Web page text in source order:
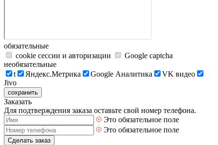
обязательные
cookie сессии и авторизации
Google captcha
необязательные
t
Яндекс.Метрика Google Аналитика
VK видео
Jivo
сохранить
Заказать
Для подтверждения заказа оставьте свой номер телефона.
Это обязательное поле
Это обязательное поле
Сделать заказ